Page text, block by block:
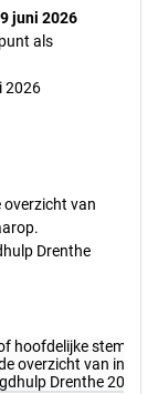
juni 2026
als
2026
overzicht van
Drenthe
hoofdelijke
overzicht van
Drenthe 2026